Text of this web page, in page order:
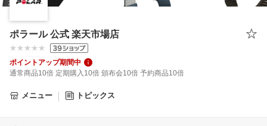
ポラール 公式 楽天市場店
ポイントアップ期間中
通常商品10倍 定期購入10倍 頒布会10倍 予約商品10倍
メニュー トピックス